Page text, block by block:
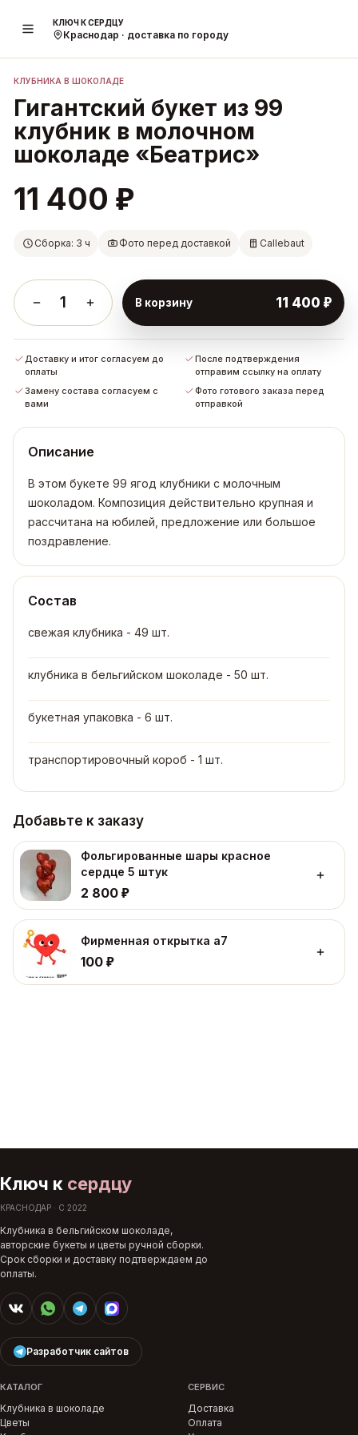
КЛЮЧ К СЕРДЦУ
Краснодар · доставка по городу
КЛУБНИКА В ШОКОЛАДЕ
Гигантский букет из 99
клубник в молочном
шоколаде «Беатрис»
11 400 ₽
Сборка: 3 ч Фото перед доставкой Callebaut
1 В корзину 11 400 ₽
Доставку и итог согласуем до
оплаты
После подтверждения
отправим ссылку на оплату
Замену состава согласуем с
вами
Фото готового заказа перед
отправкой
Описание
В этом букете 99 ягод клубники с молочным
шоколадом. Композиция действительно крупная и
рассчитана на юбилей, предложение или большое
поздравление.
Состав
свежая клубника - 49 шт.
клубника в бельгийском шоколаде - 50 шт.
букетная упаковка - 6 шт.
транспортировочный короб - 1 шт.
Добавьте к заказу
Фольгированные шары красное
сердце 5 штук
2 800 ₽
Фирменная открытка а7
100 ₽
Ключ к сердцу
КРАСНОДАР · С 2022
Клубника в бельгийском шоколаде,
авторские букеты и цветы ручной сборки.
Срок сборки и доставку подтверждаем до
оплаты.
Разработчик сайтов
КАТАЛОГ
Клубника в шоколаде
Цветы
СЕРВИС
Доставка
Оплата